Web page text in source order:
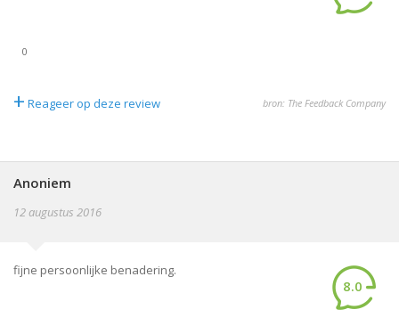
0
+ Reageer op deze review bron: The Feedback Company
Anoniem
12 augustus 2016
fijne persoonlijke benadering.
8.0